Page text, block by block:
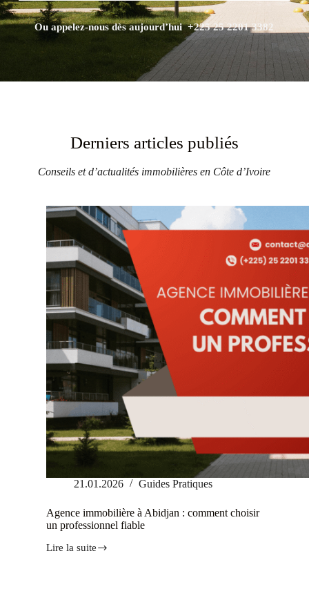
Ou appelez-nous dès aujourd’hui +225 25 2201 3382
Derniers articles publiés
Conseils et d’actualités immobilières en Côte d’Ivoire
21.01.2026 Guides Pratiques
Agence immobilière à Abidjan : comment choisir
un professionnel fiable
Lire la suite